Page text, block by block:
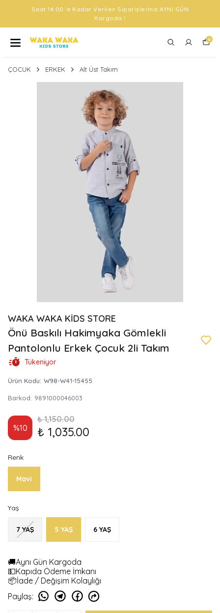
Saat 14:00 'e Kadar Verilen Siparişleriniz AYNI GÜN
Kargoda !
0
ÇOCUK ERKEK Alt Üst Takım
WAKA WAKA KİDS STORE
Önü Baskılı Hakimyaka Gömlekli
Pantolonlu Erkek Çocuk 2li Takım
Tükeniyor
Ürün Kodu: W98-W41-15455
Barkod: 9891000046003
%10
₺ 1,150.00
₺ 1,035.00
Renk
Mavi
Yaş
7 YAŞ 5 YAŞ 6 YAŞ
🚚Aynı Gün Kargoda
💵Kapıda Ödeme İmkanı
📦İade / Değişim Kolaylığı
Paylaş: